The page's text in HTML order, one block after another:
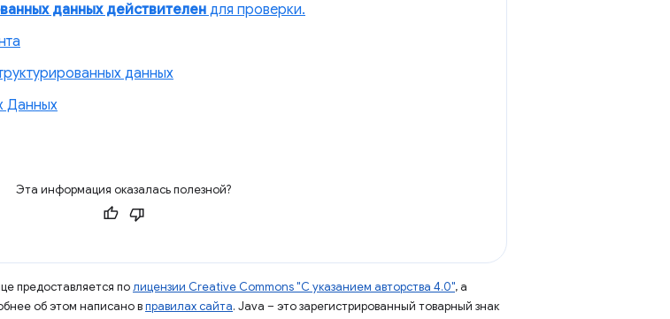
данных действителен для проверки.
данных
Данных
Эта информация оказалась полезной?
предоставляется полицензии Creative Commons "С указанием авторства 4.0", а
об этом написано вправилах сайта. Java – это зарегистрированный товарный знак